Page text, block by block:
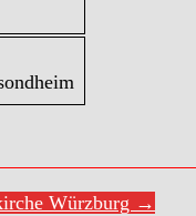
Würzburg →